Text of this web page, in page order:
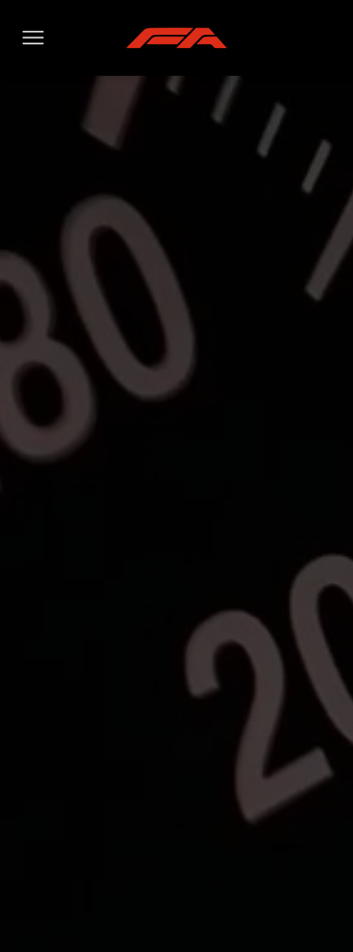
MENIU